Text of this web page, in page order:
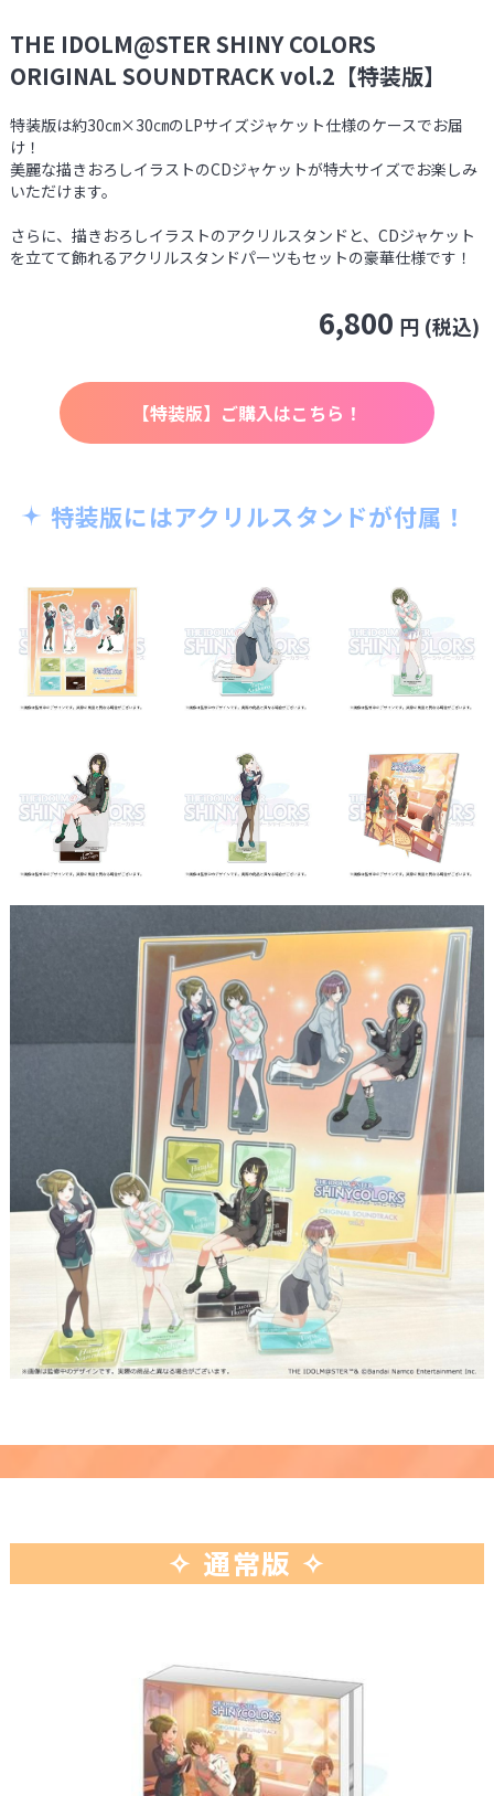
THE IDOLM@STER SHINY COLORS
ORIGINAL SOUNDTRACK vol.2【特装版】
特装版は約30㎝×30㎝のLPサイズジャケット仕様のケースでお届
け！
美麗な描きおろしイラストのCDジャケットが特大サイズでお楽しみ
いただけます。
さらに、描きおろしイラストのアクリルスタンドと、CDジャケット
を立てて飾れるアクリルスタンドパーツもセットの豪華仕様です！
6,800 円 (税込)
【特装版】ご購入はこちら！
特装版にはアクリルスタンドが付属！
✧ 通常版 ✧